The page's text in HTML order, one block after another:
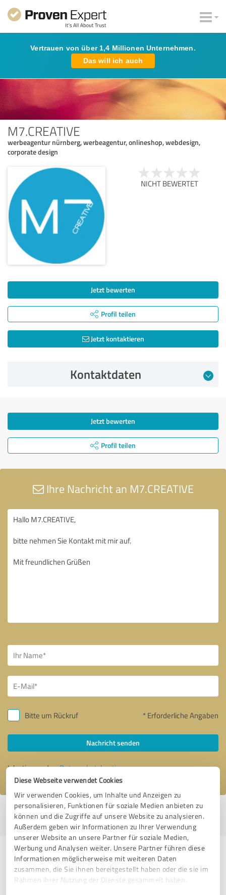
Diese Webseite verwendet Cookies
Wir verwenden Cookies, um Inhalte und Anzeigen zu
personalisieren, Funktionen für soziale Medien anbieten zu
können und die Zugriffe auf unsere Website zu analysieren.
Außerdem geben wir Informationen zu Ihrer Verwendung
unserer Website an unsere Partner für soziale Medien,
Werbung und Analysen weiter. Unsere Partner führen diese
Informationen möglicherweise mit weiteren Daten
zusammen, die Sie ihnen bereitgestellt haben oder die sie im
Rahmen Ihrer Nutzung der Dienste gesammelt haben.
Vertrauen von über 1,4 Millionen Unternehmen.
Das will ich auch
M7.CREATIVE
werbeagentur nürnberg, werbeagentur, onlineshop, webdesign,
corporate design
NICHT BEWERTET
Jetzt bewerten
Profil teilen
Jetzt kontaktieren
Kontaktdaten
Jetzt bewerten
Profil teilen
Ihre Nachricht an M7.CREATIVE
Bitte um Rückruf * Erforderliche Angaben
Nachricht senden
Ich stimme denDatenschutzbestimmungenzu.
Profil aktiv seit 05.11.2015 | Letzte Aktualisierung: 05.11.2015
melden
Erfahrungen zu weiteren
Anbietern aus dem Bereich
Mediengestaltung